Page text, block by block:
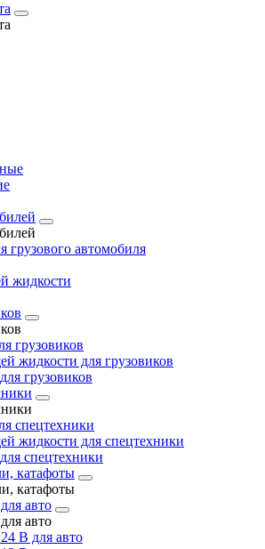
грузового автомобиля
жидкости
грузовиков
жидкости для грузовиков
грузовиков
спецтехники
жидкости для спецтехники
спецтехники
катафоты
катафоты
авто
авто
В для авто